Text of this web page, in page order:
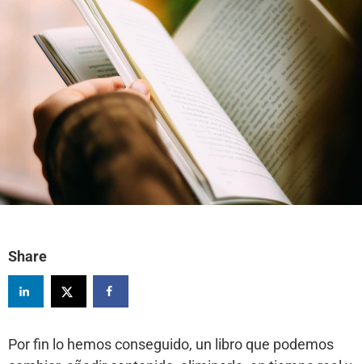
Share
Por fin lo hemos conseguido, un libro que podemos